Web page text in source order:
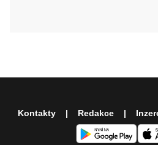
Kontakty Redakce